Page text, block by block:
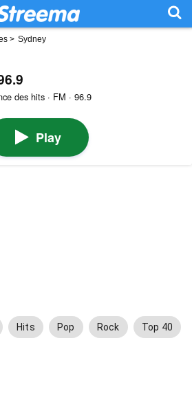
> Sydney
des hits · FM · 96.9
Play
Hits Pop Rock Top 40